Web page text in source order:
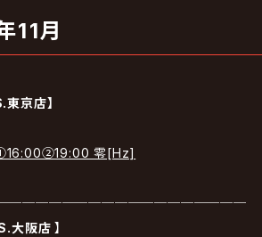
11月
京店】
①16:00②19:00 零[Hz]
大阪店】